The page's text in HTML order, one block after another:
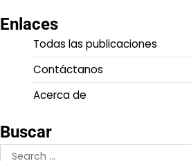
pagination
Enlaces
Todas las publicaciones
Contáctanos
Acerca de
Buscar
Search